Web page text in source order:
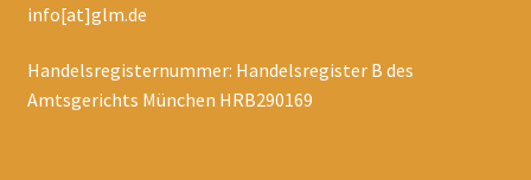
info[at]glm.de
Handelsregisternummer: Handelsregister B des
Amtsgerichts München HRB290169